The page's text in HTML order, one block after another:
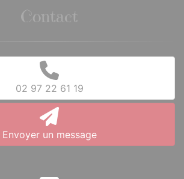
Contact
02 97 22 61 19
Envoyer un message